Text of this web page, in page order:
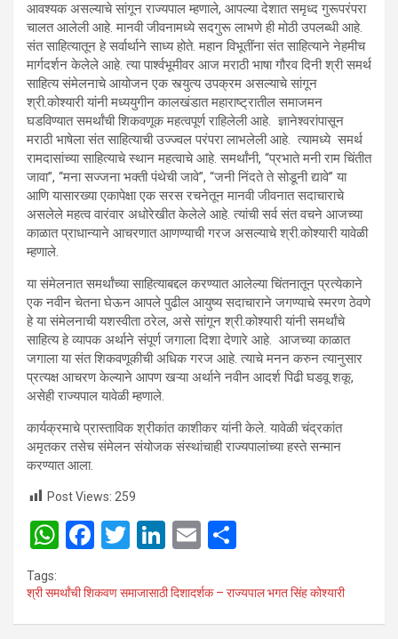
आवश्यक असल्याचे सांगून राज्यपाल म्हणाले, आपल्या देशात समृध्द गुरूपरंपरा
चालत आलेली आहे. मानवी जीवनामध्ये सदगुरू लाभणे ही मोठी उपलब्धी आहे.
संत साहित्यातून हे सर्वार्थाने साध्य होते. महान विभूतींना संत साहित्याने नेहमीच
मार्गदर्शन केलेले आहे. त्या पार्श्वभूमीवर आज मराठी भाषा गौरव दिनी श्री समर्थ
साहित्य संमेलनाचे आयोजन एक स्त्युत्य उपक्रम असल्याचे सांगून
श्री.कोश्यारी यांनी मध्ययुगीन कालखंडात महाराष्ट्रातील समाजमन
घडविण्यात समर्थांची शिकवणूक महत्वपूर्ण राहिलेली आहे. ज्ञानेश्वरांपासून
मराठी भाषेला संत साहित्याची उज्ज्वल परंपरा लाभलेली आहे. त्यामध्ये समर्थ
रामदासांच्या साहित्याचे स्थान महत्वाचे आहे. समर्थांनी, “प्रभाते मनी राम चिंतीत
जावा”, “मना सज्जना भक्ती पंथेची जावे”, “जनी निंदते ते सोडूनी द्यावे” या
आणि यासारख्या एकापेक्षा एक सरस रचनेतून मानवी जीवनात सदाचाराचे
असलेले महत्व वारंवार अधोरेखीत केलेले आहे. त्यांची सर्व संत वचने आजच्या
काळात प्राधान्याने आचरणात आणण्याची गरज असल्याचे श्री.कोश्यारी यावेळी
म्हणाले.
या संमेलनात समर्थांच्या साहित्याबद्दल करण्यात आलेल्या चिंतनातून प्रत्येकाने
एक नवीन चेतना घेऊन आपले पुढील आयुष्य सदाचाराने जगण्याचे स्मरण ठेवणे
हे या संमेलनाची यशस्वीता ठरेल, असे सांगून श्री.कोश्यारी यांनी समर्थांचे
साहित्य हे व्यापक अर्थाने संपूर्ण जगाला दिशा देणारे आहे. आजच्या काळात
जगाला या संत शिकवणूकीची अधिक गरज आहे. त्याचे मनन करुन त्यानुसार
प्रत्यक्ष आचरण केल्याने आपण खऱ्या अर्थाने नवीन आदर्श पिढी घडवू शकू,
असेही राज्यपाल यावेळी म्हणाले.
कार्यक्रमाचे प्रास्ताविक श्रीकांत काशीकर यांनी केले. यावेळी चंद्रकांत
अमृतकर तसेच संमेलन संयोजक संस्थांचाही राज्यपालांच्या हस्ते सन्मान
करण्यात आला.
Post Views: 259
W
at
s
F
ce
b
T
tt
er
Li
ke
dI
E
ail ar
e
Tags:
श्री समर्थांची शिकवण समाजासाठी दिशादर्शक – राज्यपाल भगत सिंह कोश्यारी